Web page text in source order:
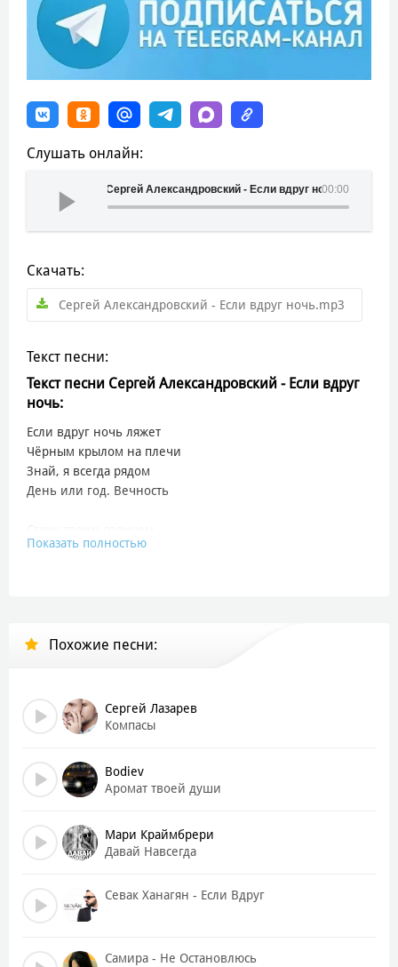
Слушать онлайн:
00:00
Сергей Александровский - Если вдруг ночь
Скачать:
Сергей Александровский - Если вдруг ночь.mp3
Текст песни:
Текст песни Сергей Александровский - Если вдруг
ночь:
Если вдруг ночь ляжет
Чёрным крылом на плечи
Знай, я всегда рядом
День или год. Вечность
Яркой в ночи, звездою
В сердце войдёт, дрожью
Стану теплом, пледом
Буду твоим летом
Буду всегда с тобою
You're my light, my forever
In your arms, I'm home, wherever
Through the storms, we'll stay together
I'm your shield, your endless fire
Through the dark, I'll be your guide
Показать полностью
Похожие песни:
Сергей Лазарев
Компасы
Bodiev
Аромат твоей души
Мари Краймбрери
Давай Навсегда
Севак Ханагян - Если Вдруг
Самира - Не Остановлюсь